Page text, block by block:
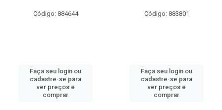
Código: 884644
Faça seu login ou
cadastre-se para
ver preços e
comprar
Código: 883801
Faça seu login ou
cadastre-se para
ver preços e
comprar